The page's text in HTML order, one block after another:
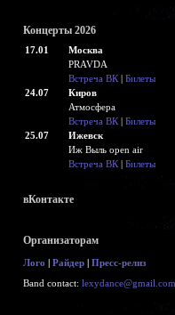
Концерты 2026
17.01
Москва
PRAVDA
Встреча ВК | Билеты
24.07
Киров
Атмосфера
Встреча ВК | Билеты
25.07
Ижевск
Иж Выль open air
Встреча ВК | Билеты
вКонтакте
Организаторам
Лого | Райдер | Пресс-релиз
Band contact: lexydance@gmail.com